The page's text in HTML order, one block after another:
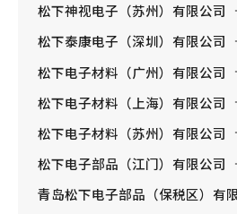
松下神视电子（苏州）有限公司
松下泰康电子（深圳）有限公司
松下电子材料（广州）有限公司
松下电子材料（上海）有限公司
松下电子材料（苏州）有限公司
松下电子部品（江门）有限公司
青岛松下电子部品（保税区）有